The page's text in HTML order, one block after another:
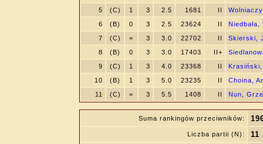
5
(C) 1 3 2.5 1681 II
6
(B) 0 3 2.5 23624 II
7
(C) = 3 3.0 22702 II
Skierski,
8
(B) 0 3 3.0 17403 II+
9
(C) 1 3 4.0 23368 II
10
(B) 1 3 5.0 23235 II
Choina,
11
(C) = 3 5.5 1408 II Nun,
Suma rankingów przeciwników:
Liczba partii (N): 11